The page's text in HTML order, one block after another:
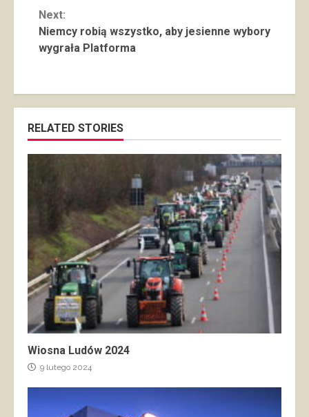
Next:
Niemcy robią wszystko, aby jesienne wybory
wygrała Platforma
RELATED STORIES
Wiosna Ludów 2024
9 lutego 2024